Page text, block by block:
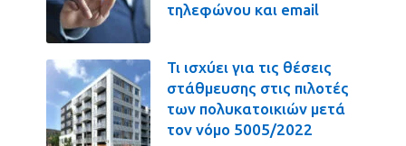
τηλεφώνου και email
Τι ισχύει για τις θέσεις
στάθμευσης στις πιλοτές
των πολυκατοικιών μετά
τον νόμο 5005/2022